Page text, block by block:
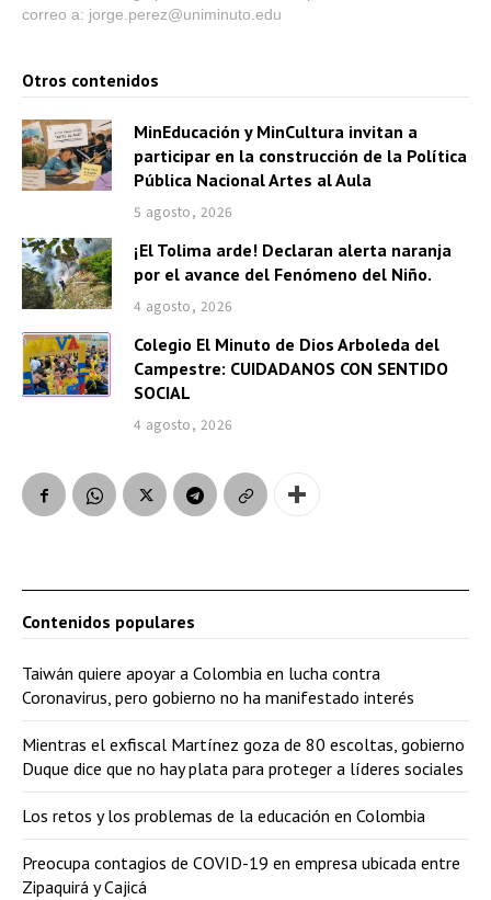
t
r
d
e
a
d
i
o
correo a: jorge.perez@uniminuto.edu
Otros contenidos
MinEducación y MinCultura invitan a
participar en la construcción de la Política
Pública Nacional Artes al Aula
5 agosto, 2026
¡El Tolima arde! Declaran alerta naranja
por el avance del Fenómeno del Niño.
4 agosto, 2026
Colegio El Minuto de Dios Arboleda del
Campestre: CUIDADANOS CON SENTIDO
SOCIAL
4 agosto, 2026
Contenidos populares
Taiwán quiere apoyar a Colombia en lucha contra
Coronavirus, pero gobierno no ha manifestado interés
Mientras el exfiscal Martínez goza de 80 escoltas, gobierno
Duque dice que no hay plata para proteger a líderes sociales
Los retos y los problemas de la educación en Colombia
Preocupa contagios de COVID-19 en empresa ubicada entre
Zipaquirá y Cajicá